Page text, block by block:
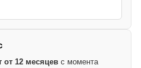
от 12 месяцев с момента